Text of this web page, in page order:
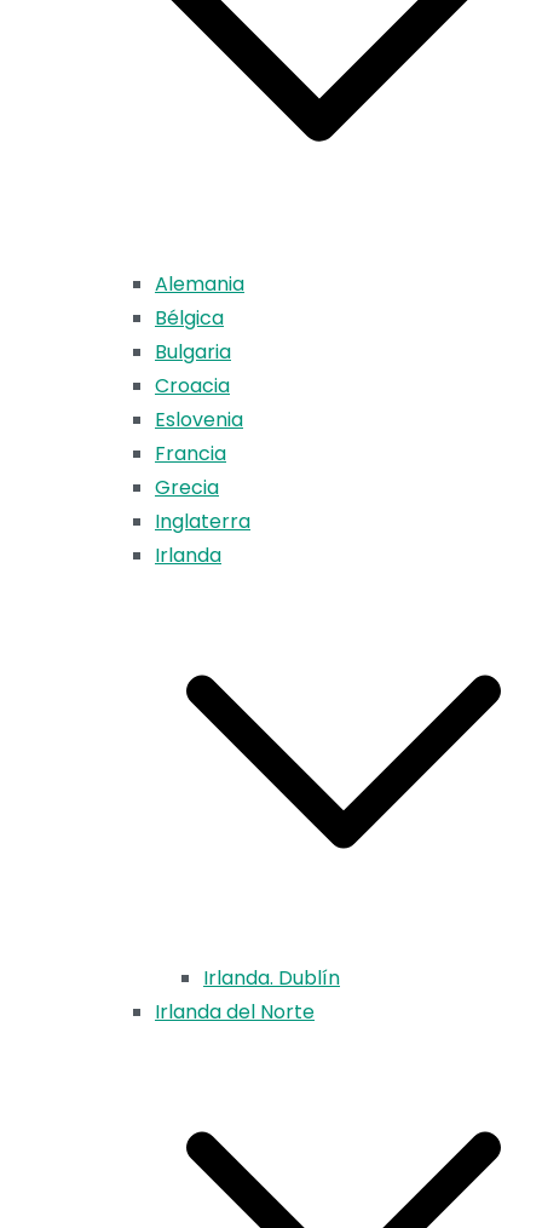
Alemania
Bélgica
Bulgaria
Croacia
Eslovenia
Francia
Grecia
Inglaterra
Irlanda
Irlanda. Dublín
Irlanda del Norte